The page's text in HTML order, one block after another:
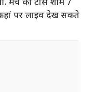
मैच का टॉस शाम 7
पर लाइव देख सकते